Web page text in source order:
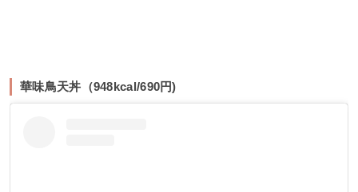
華味鳥天丼（948kcal/690円)